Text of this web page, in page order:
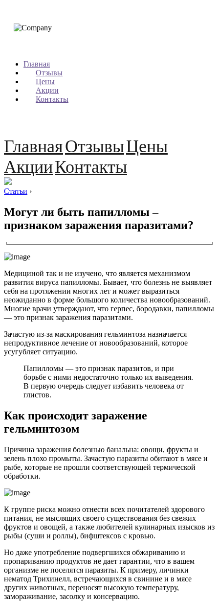
Главная
Отзывы
Цены
Акции
Контакты
ГлавнаяОтзывыЦены
АкцииКонтакты
Статьи ›
Могут ли быть папилломы –
признаком заражения паразитами?
Медициной так и не изучено, что является механизмом
развития вируса папилломы. Бывает, что болезнь не выявляет
себя на протяжении многих лет и может выразиться
неожиданно в форме большого количества новообразований.
Многие врачи утверждают, что герпес, бородавки, папилломы
— это признак заражения паразитами.
Зачастую из-за маскирования гельминтоза назначается
непродуктивное лечение от новообразований, которое
усугубляет ситуацию.
Папилломы — это признак паразитов, и при
борьбе с ними недостаточно только их выведения.
В первую очередь следует избавить человека от
глистов.
Как происходит заражение
гельминтозом
Причина заражения болезнью банальна: овощи, фрукты и
зелень плохо промыты. Зачастую паразиты обитают в мясе и
рыбе, которые не прошли соответствующей термической
обработки.
К группе риска можно отнести всех почитателей здорового
питания, не мыслящих своего существования без свежих
фруктов и овощей, а также любителей кулинарных изысков из
рыбы (суши и роллы), бифштексов с кровью.
Но даже употребление подвергшихся обжариванию и
пропариванию продуктов не дает гарантии, что в вашем
организме не поселятся паразиты. К примеру, личинки
нематод Трихинелл, встречающихся в свинине и в мясе
других животных, переносят высокую температуру,
замораживание, засолку и консервацию.